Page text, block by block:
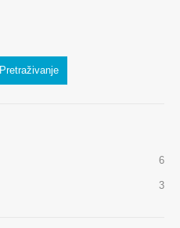
Pretraživanje
6
3